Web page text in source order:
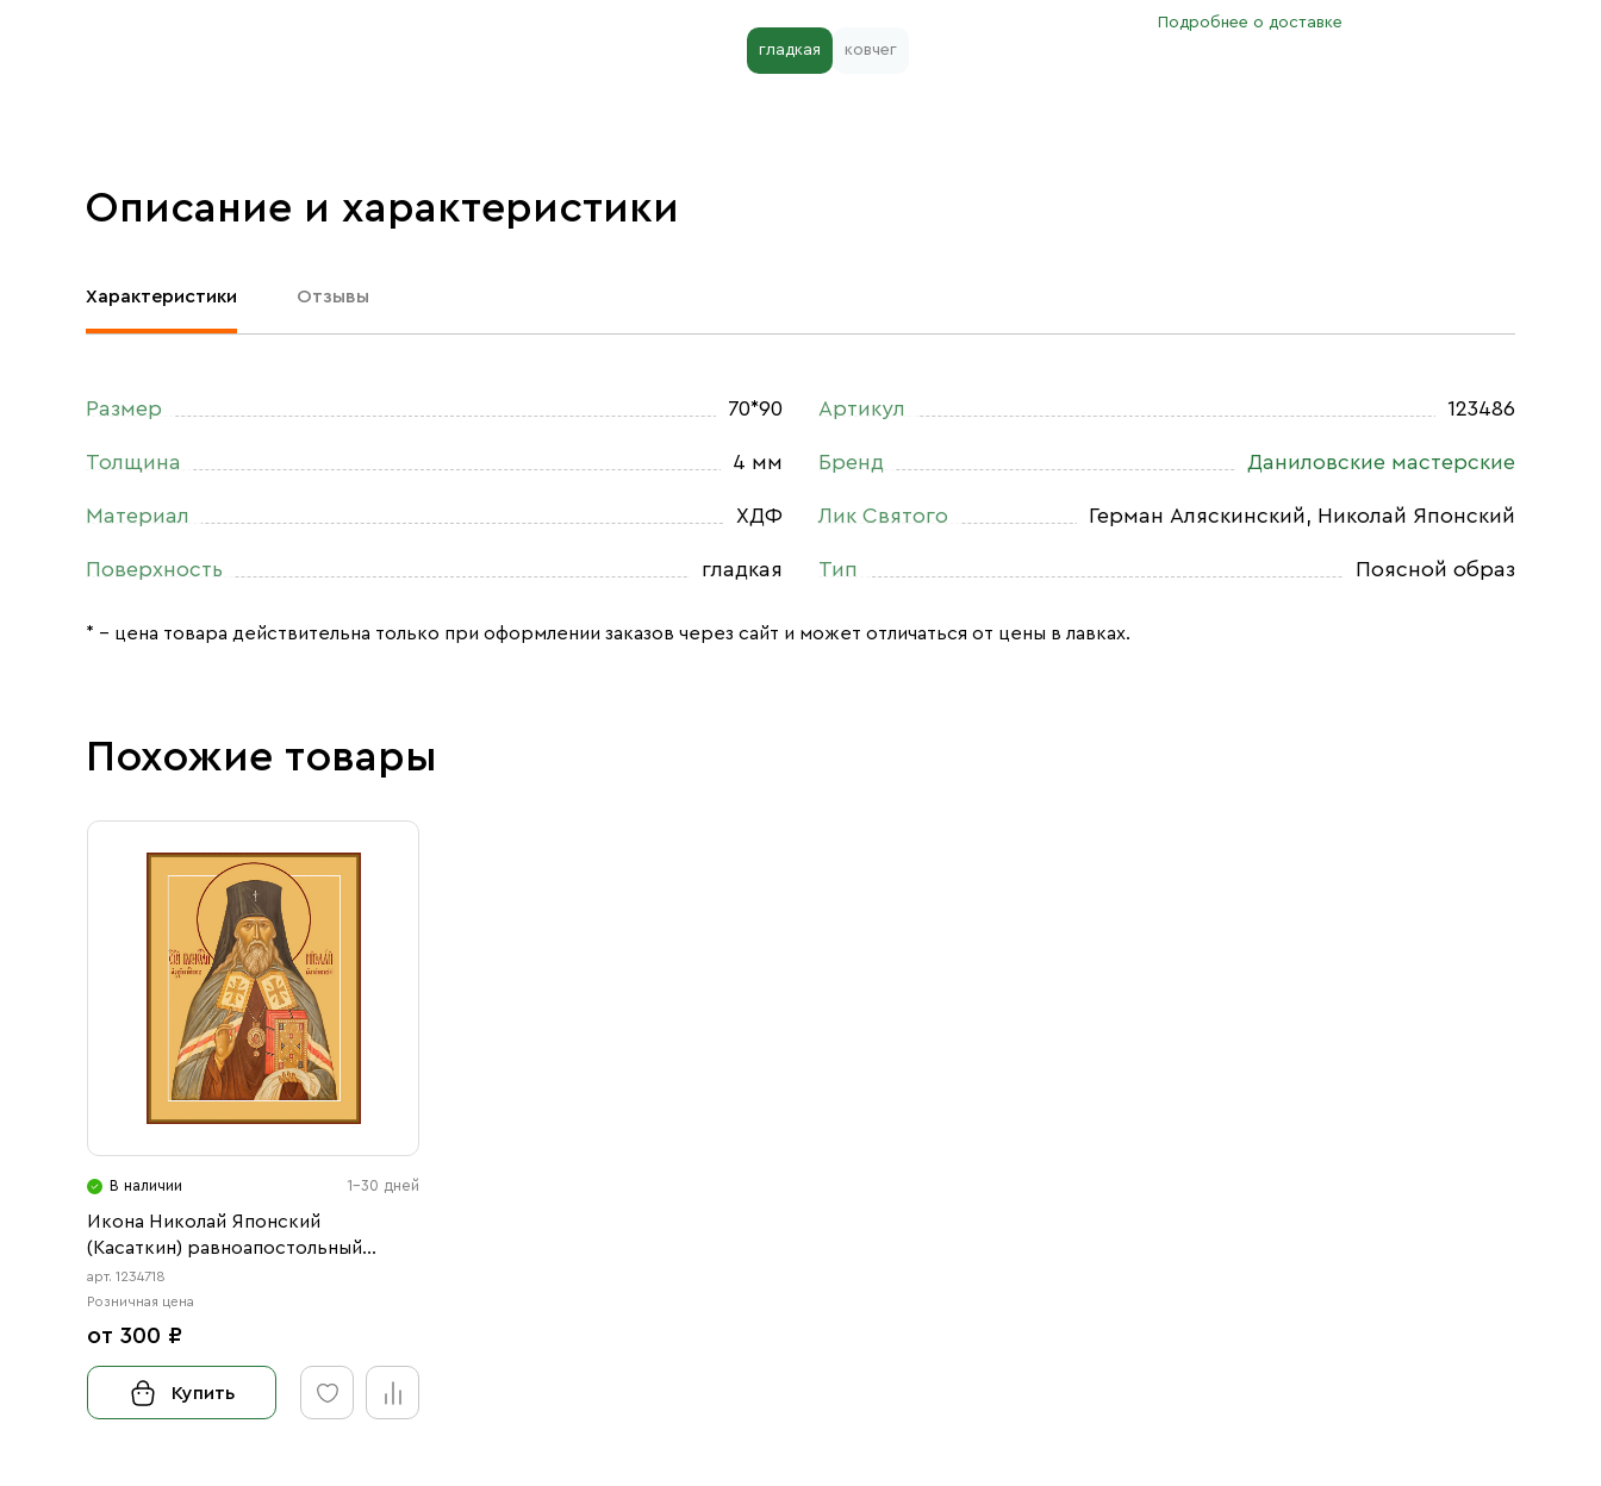
гладкая ковчег
Подробнее о доставке
Описание и характеристики
Характеристики Отзывы
Размер 70*90
Толщина 4 мм
Материал ХДФ
Поверхность гладкая
Артикул 123486
Бренд Даниловские мастерские
Лик Святого Герман Аляскинский, Николай Японский
Тип Поясной образ
* – цена товара действительна только при оформлении заказов через сайт и может отличаться от цены в лавках.
Похожие товары
В наличии 1-30 дней
Икона Николай Японский
(Касаткин) равноапостольный
(АРТ.04718)
арт. 1234718
Розничная цена
от 300 ₽
Купить